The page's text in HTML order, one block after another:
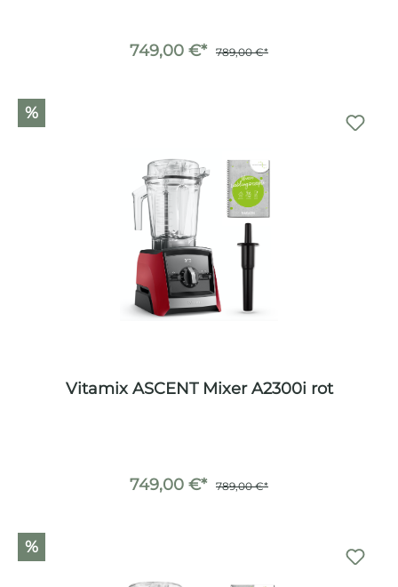
749,00 €* 789,00 €*
%
Vitamix ASCENT Mixer A2300i rot
749,00 €* 789,00 €*
%